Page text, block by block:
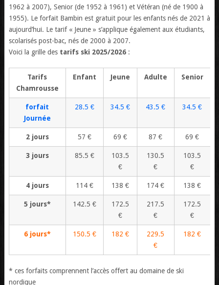
1962 à 2007), Senior (de 1952 à 1961) et Vétéran (né de 1900 à
1955). Le forfait Bambin est gratuit pour les enfants nés de 2021 à
aujourd’hui. Le tarif « Jeune » s’applique également aux étudiants,
scolarisés post-bac, nés de 2000 à 2007.
Voici la grille des tarifs ski 2025/2026:
Tarifs
Chamrousse
Enfant Jeune Adulte Senior
forfait
Journée
28.5 € 34.5 € 43.5 € 34.5 €
2 jours 57 € 69 € 87 € 69 €
3 jours 85.5 €
103.5
€
130.5
€
103.5
€
4 jours 114 € 138 € 174 € 138 €
5 jours* 142.5 €
172.5
€
217.5
€
172.5
€
6 jours* 150.5 € 182 €
229.5
€
182 €
* ces forfaits comprennent l’accès offert au domaine de ski
nordique